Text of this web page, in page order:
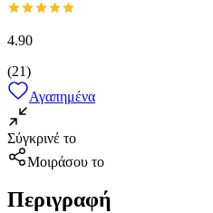
4.90
(21)
Αγαπημένα
Σύγκρινέ το
Μοιράσου το
Περιγραφή